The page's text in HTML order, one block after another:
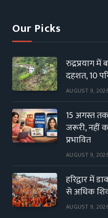
Our Picks
रुद्रप्रयाग
दहशत, 10
AUGUST 9,
15 अगस्त
जरूरी, नहीं
प्रभावित
AUGUST 9,
हरिद्वार में
से अधिक
AUGUST 9,